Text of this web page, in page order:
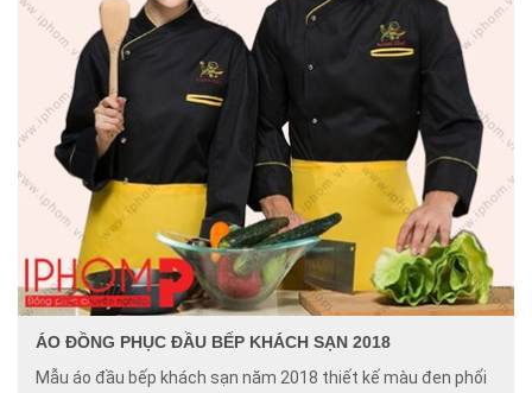
ÁO ĐỒNG PHỤC ĐẦU BẾP KHÁCH SẠN 2018
Mẫu áo đầu bếp khách sạn năm 2018 thiết kế màu đen phối